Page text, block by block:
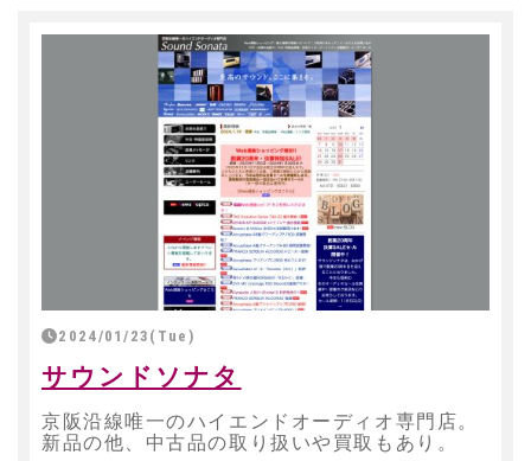
2024/01/23(Tue)
サウンドソナタ
京阪沿線唯一のハイエンドオーディオ専門店。
新品の他、中古品の取り扱いや買取もあり。